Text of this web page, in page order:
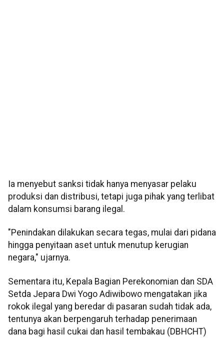
Ia menyebut sanksi tidak hanya menyasar pelaku
produksi dan distribusi, tetapi juga pihak yang terlibat
dalam konsumsi barang ilegal.
"Penindakan dilakukan secara tegas, mulai dari pidana
hingga penyitaan aset untuk menutup kerugian
negara," ujarnya.
Sementara itu, Kepala Bagian Perekonomian dan SDA
Setda Jepara Dwi Yogo Adiwibowo mengatakan jika
rokok ilegal yang beredar di pasaran sudah tidak ada,
tentunya akan berpengaruh terhadap penerimaan
dana bagi hasil cukai dan hasil tembakau (DBHCHT)